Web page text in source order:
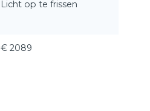
Licht op te frissen
€ 2089